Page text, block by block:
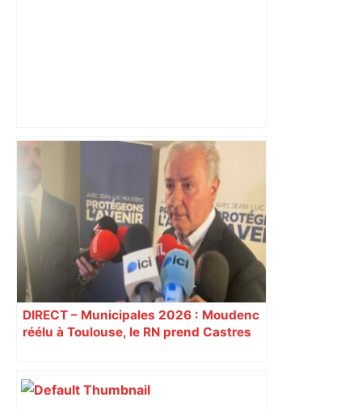
"C'est la reprise des bouchons et c'est
horrible", plus de 17 km de
ralentissements autour de Toulouse ce
jeudi matin, on vous donne les
secteurs à éviter – ladepeche.fr
DIRECT – Municipales 2026 : Moudenc
réélu à Toulouse, le RN prend Castres